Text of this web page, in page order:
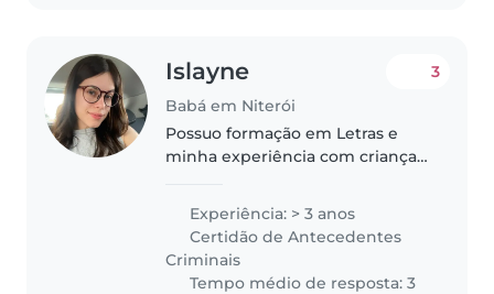
Islayne
Babá em Niterói
3
Possuo formação em Letras e
minha experiência com crianças
com diferentes idades. Em
seguida, atuei em uma escola
bilíngue,..
Experiência: > 3 anos
Certidão de Antecedentes
Criminais
Tempo médio de resposta: 3